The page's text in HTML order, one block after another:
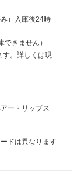
み）入庫後24時
きません）
す。詳しくは現
ー・リップス
ドは異なります